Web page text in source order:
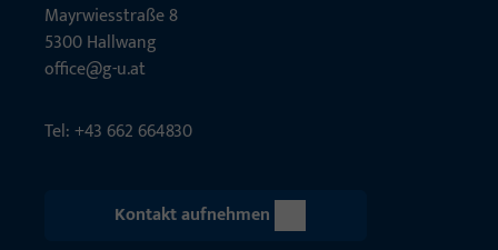
Mayrwies­straße 8
5300 Hall­wang
office@g-u.at
Tel: +43 662 664830
Kontakt aufnehmen